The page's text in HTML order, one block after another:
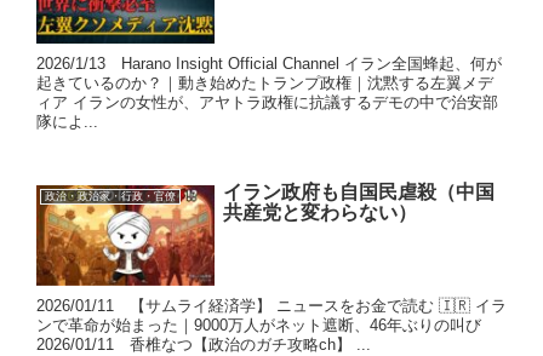
2026/1/13 Harano Insight Official Channel イラン全国蜂起、何が
起きているのか？｜動き始めたトランプ政権｜沈黙する左翼メデ
ィア イランの女性が、アヤトラ政権に抗議するデモの中で治安部
隊によ...
政治・政治家・行政・官僚
イラン政府も自国民虐殺（中国
共産党と変わらない）
2026/01/11 【サムライ経済学】 ニュースをお金で読む 🇮🇷 イラ
ンで革命が始まった｜9000万人がネット遮断、46年ぶりの叫び
2026/01/11 香椎なつ【政治のガチ攻略ch】 ...